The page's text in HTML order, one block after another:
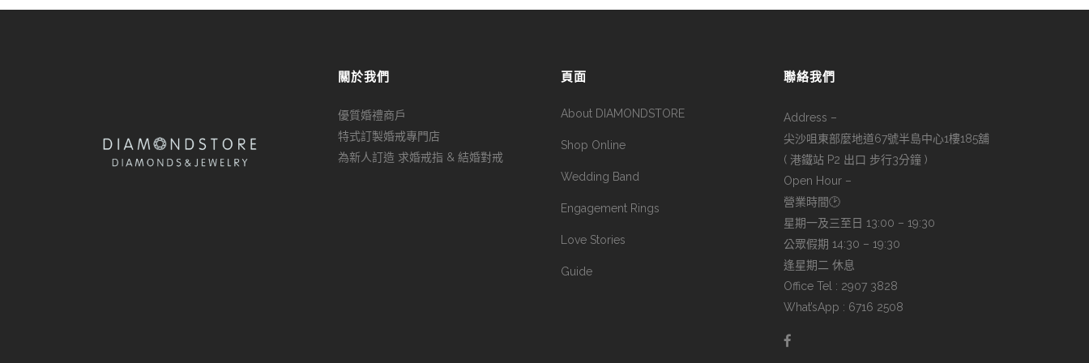
關於我們
優質婚禮商戶
特式訂製婚戒專門店
為新人訂造 求婚戒指 & 結婚對戒
頁面
About DIAMONDSTORE
Shop Online
Wedding Band
Engagement Rings
Love Stories
Guide
聯絡我們
Address –
尖沙咀東部麼地道67號半島中心1樓185舖
( 港鐵站 P2 出口 步行3分鐘 )
Open Hour –
營業時間🕑
星期一及三至日 13:00 – 19:30
公眾假期 14:30 – 19:30
逢星期二 休息
Office Tel : 2907 3828
What’sApp : 6716 2508